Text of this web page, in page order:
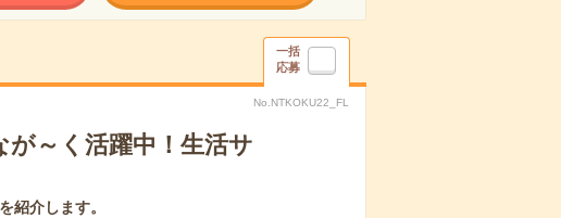
一括
応募
No.NTKOKU22_FL
～く活躍中！生活サ
介します。